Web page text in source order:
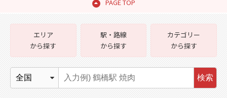
PAGE TOP
エリア
から探す
駅・路線
から探す
カテゴリー
から探す
検索